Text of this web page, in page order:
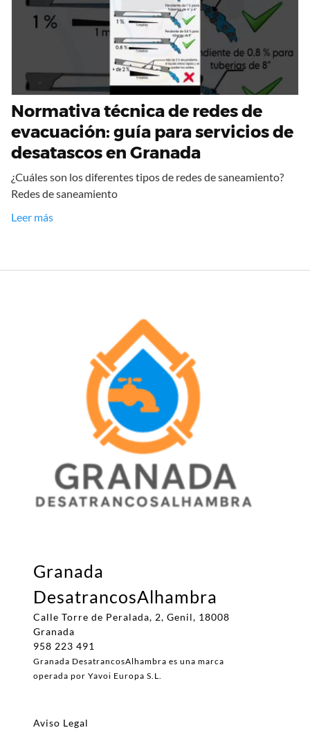
Normativa técnica de redes de
evacuación: guía para servicios de
desatascos en Granada
¿Cuáles son los diferentes tipos de redes de saneamiento?
Redes de saneamiento
Leer más
Granada
DesatrancosAlhambra
Calle Torre de Peralada, 2, Genil, 18008
Granada
958 223 491
Granada DesatrancosAlhambra es una marca
operada por Yavoi Europa S.L.
Aviso Legal